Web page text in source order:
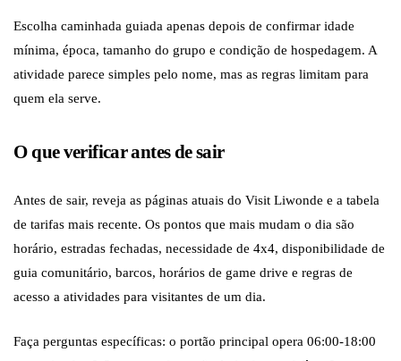
Escolha caminhada guiada apenas depois de confirmar idade
mínima, época, tamanho do grupo e condição de hospedagem. A
atividade parece simples pelo nome, mas as regras limitam para
quem ela serve.
O que verificar antes de sair
Antes de sair, reveja as páginas atuais do Visit Liwonde e a tabela
de tarifas mais recente. Os pontos que mais mudam o dia são
horário, estradas fechadas, necessidade de 4x4, disponibilidade de
guia comunitário, barcos, horários de game drive e regras de
acesso a atividades para visitantes de um dia.
Faça perguntas específicas: o portão principal opera 06:00-18:00